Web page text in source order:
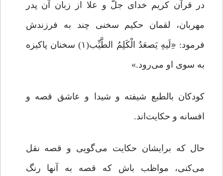
در قرآن کریم خدای جلّ و علا از زبان آن پدر
مهربان، لقمان حکیم سخنی چند به فرزندش
فرمود: «ِلَیهِ یَصعَدُ الْکَلِمُ الطَّیِّب(۱) سخنان پاکیزه
به سوی او می‌رود.»
کودکان بالطبع شیفته و شیدا و عاشق قصه‌ و
افسانه و حکایت‌اند.
حال که برایشان حکایت می‌گویی و قصه نقل
می‌کنی، مواظب باش که قصه به آنها رنگ